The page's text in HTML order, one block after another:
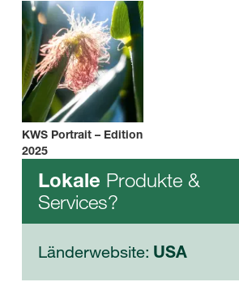
KWS Portrait – Edition
2025
Lokale Produkte &
Services?
Länderwebsite: USA